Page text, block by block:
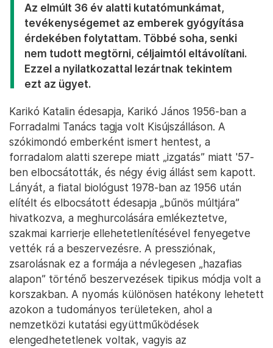
Az elmúlt 36 év alatti kutatómunkámat,
tevékenységemet az emberek gyógyítása
érdekében folytattam. Többé soha, senki
nem tudott megtörni, céljaimtól eltávolítani.
Ezzel a nyilatkozattal lezártnak tekintem
ezt az ügyet.
Karikó Katalin édesapja, Karikó János 1956-ban a
Forradalmi Tanács tagja volt Kisújszálláson. A
szókimondó emberként ismert hentest, a
forradalom alatti szerepe miatt „izgatás” miatt '57-
ben elbocsátották, és négy évig állást sem kapott.
Lányát, a fiatal biológust 1978-ban az 1956 után
elítélt és elbocsátott édesapja „bűnös múltjára”
hivatkozva, a meghurcolására emlékeztetve,
szakmai karrierje ellehetetlenítésével fenyegetve
vették rá a beszervezésre. A pressziónak,
zsarolásnak ez a formája a névlegesen „hazafias
alapon” történő beszervezések tipikus módja volt a
korszakban. A nyomás különösen hatékony lehetett
azokon a tudományos területeken, ahol a
nemzetközi kutatási együttműködések
elengedhetetlenek voltak, vagyis az